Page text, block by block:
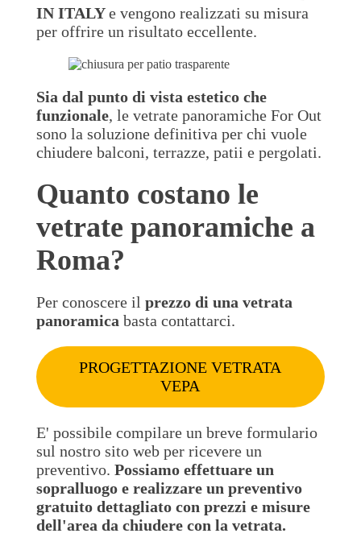
IN ITALYe vengono realizzati su misura
per offrire un risultato eccellente.
Sia dal punto di vista estetico che
funzionale, le vetrate panoramiche For Out
sono la soluzione definitiva per chi vuole
chiudere balconi, terrazze, patii e pergolati.
Quanto costano le
vetrate panoramiche a
Roma?
Per conoscere il prezzo di una vetrata
panoramica basta contattarci.
PROGETTAZIONE VETRATA
VEPA
E' possibile compilare un breve formulario
sul nostro sito web per ricevere un
preventivo. Possiamo effettuare un
sopralluogo e realizzare un preventivo
gratuito dettagliato con prezzi e misure
dell'area da chiudere con la vetrata.